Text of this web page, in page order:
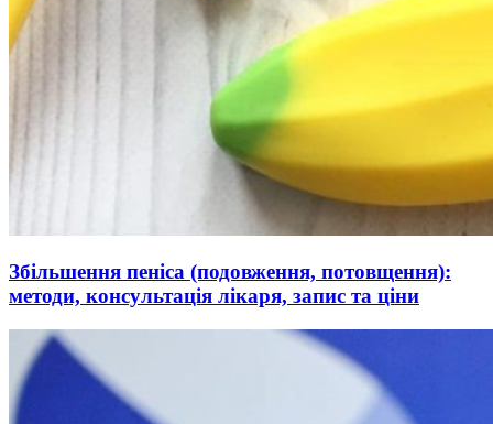
Збільшення пеніса (подовження, потовщення):
методи, консультація лікаря, запис та ціни